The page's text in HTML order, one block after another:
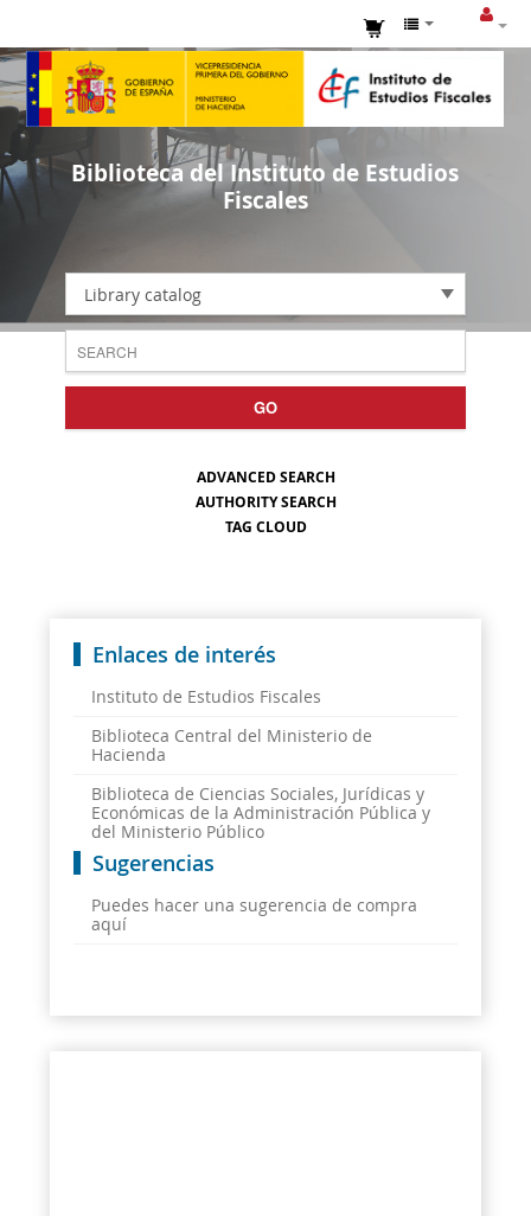
Biblioteca del Instituto de Estudios
Fiscales
Library catalog
GO
ADVANCED SEARCH
AUTHORITY SEARCH
TAG CLOUD
Enlaces de interés
Instituto de Estudios Fiscales
Biblioteca Central del Ministerio de
Hacienda
Biblioteca de Ciencias Sociales, Jurídicas y
Económicas de la Administración Pública y
del Ministerio Público
Sugerencias
Puedes hacer una sugerencia de compra
aquí